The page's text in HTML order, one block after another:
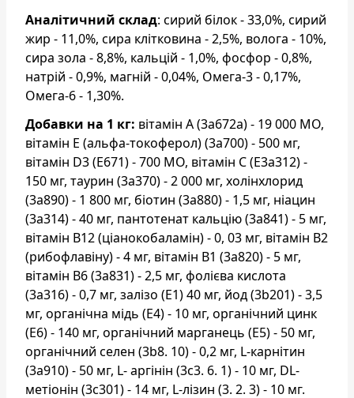
Аналітичний склад: сирий білок - 33,0%, сирий
жир - 11,0%, сира клітковина - 2,5%, волога - 10%,
сира зола - 8,8%, кальцій - 1,0%, фосфор - 0,8%,
натрій - 0,9%, магній - 0,04%, Омега-3 - 0,17%,
Омега-6 - 1,30%.
Добавки на 1 кг: вітамін A (3a672a) - 19 000 МО,
вітамін E (альфа-токоферол) (3a700) - 500 мг,
вітамін D3 (E671) - 700 МО, вітамін C (E3a312) -
150 мг, таурин (3a370) - 2 000 мг, холінхлорид
(3a890) - 1 800 мг, біотин (3a880) - 1,5 мг, ніацин
(3a314) - 40 мг, пантотенат кальцію (3a841) - 5 мг,
вітамін B12 (ціанокобаламін) - 0, 03 мг, вітамін B2
(рибофлавіну) - 4 мг, вітамін B1 (3a820) - 5 мг,
вітамін B6 (3a831) - 2,5 мг, фолієва кислота
(3a316) - 0,7 мг, залізо (E1) 40 мг, йод (3b201) - 3,5
мг, органічна мідь (E4) - 10 мг, органічний цинк
(E6) - 140 мг, органічний марганець (E5) - 50 мг,
органічний селен (3b8. 10) - 0,2 мг, L-карнітин
(3a910) - 50 мг, L- аргінін (3c3. 6. 1) - 10 мг, DL-
метіонін (3c301) - 14 мг, L-лізин (3. 2. 3) - 10 мг.